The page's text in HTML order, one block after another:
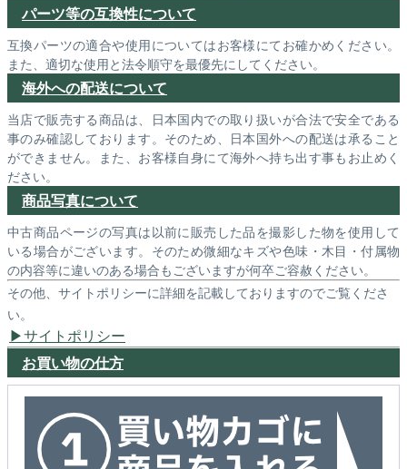
パーツ等の互換性について
互換パーツの適合や使用についてはお客様にてお確かめください。
また、適切な使用と法令順守を最優先にしてください。
海外への配送について
当店で販売する商品は、日本国内での取り扱いが合法で安全である
事のみ確認しております。そのため、日本国外への配送は承ること
ができません。また、お客様自身にて海外へ持ち出す事もお止めく
ださい。
商品写真について
中古商品ページの写真は以前に販売した品を撮影した物を使用して
いる場合がございます。そのため微細なキズや色味・木目・付属物
の内容等に違いのある場合もございますが何卒ご容赦ください。
その他、サイトポリシーに詳細を記載しておりますのでご覧くださ
い。
サイトポリシー
お買い物の仕方